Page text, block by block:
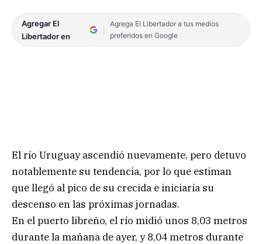
Agregar El
Libertador en
Agrega El Libertador a tus medios
preferidos en Google
El río Uruguay ascendió nuevamente, pero detuvo
notablemente su tendencia, por lo que estiman
que llegó al pico de su crecida e iniciaría su
descenso en las próximas jornadas.
En el puerto libreño, el río midió unos 8,03 metros
durante la mañana de ayer, y 8,04 metros durante